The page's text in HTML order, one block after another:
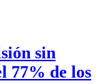
sin
77% de los